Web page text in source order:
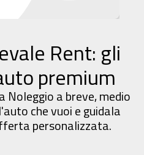
Rent: gli
premium
a breve, medio
che vuoi e guidala
personalizzata.